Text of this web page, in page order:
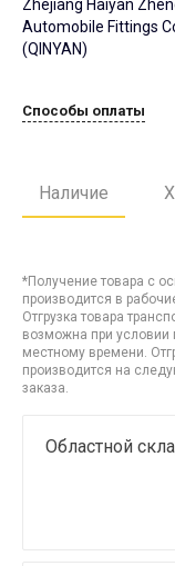
Zhejiang Haiyan
Automobile Fittings
(QINYAN)
Способы оплаты
Наличие
*Получение товара с
производится в
Отгрузка товара
возможна при условии
местному времени.
производится на
заказа.
Областной